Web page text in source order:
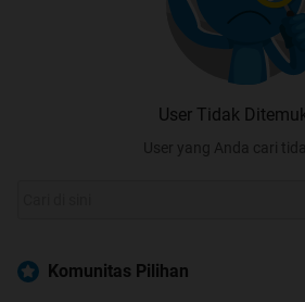
User Tidak
User yang Anda cari
Komunitas Pilihan